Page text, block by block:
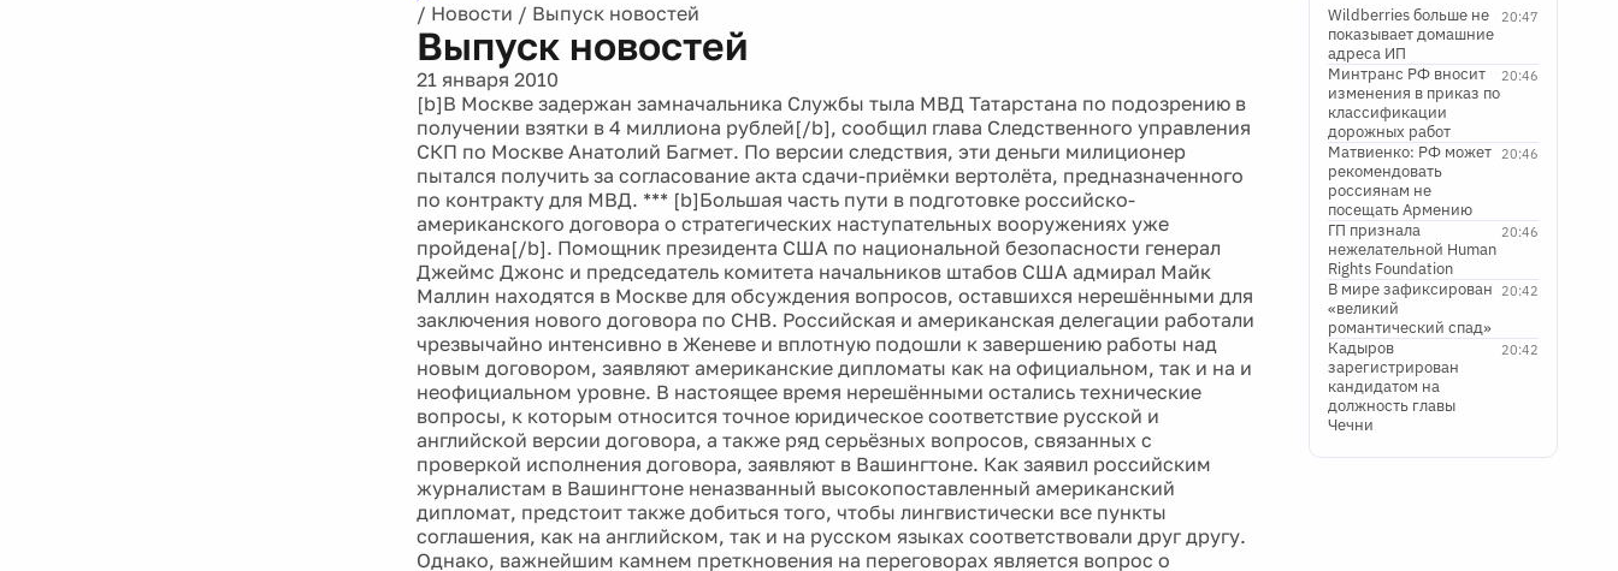
/ Новости / Выпуск новостей
Выпуск новостей
21 января 2010
[b]В Москве задержан замначальника Службы тыла МВД Татарстана по подозрению в
получении взятки в 4 миллиона рублей[/b], сообщил глава Следственного управления
СКП по Москве Анатолий Багмет. По версии следствия, эти деньги милиционер
пытался получить за согласование акта сдачи-приёмки вертолёта, предназначенного
по контракту для МВД. *** [b]Большая часть пути в подготовке российско-
американского договора о стратегических наступательных вооружениях уже
пройдена[/b]. Помощник президента США по национальной безопасности генерал
Джеймс Джонс и председатель комитета начальников штабов США адмирал Майк
Маллин находятся в Москве для обсуждения вопросов, оставшихся нерешёнными для
заключения нового договора по СНВ. Российская и американская делегации работали
чрезвычайно интенсивно в Женеве и вплотную подошли к завершению работы над
новым договором, заявляют американские дипломаты как на официальном, так и на и
неофициальном уровне. В настоящее время нерешёнными остались технические
вопросы, к которым относится точное юридическое соответствие русской и
английской версии договора, а также ряд серьёзных вопросов, связанных с
проверкой исполнения договора, заявляют в Вашингтоне. Как заявил российским
журналистам в Вашингтоне неназванный высокопоставленный американский
дипломат, предстоит также добиться того, чтобы лингвистически все пункты
соглашения, как на английском, так и на русском языках соответствовали друг другу.
Однако, важнейшим камнем преткновения на переговорах является вопрос о
20:47
Wildberries больше не
показывает домашние
адреса ИП
20:46
Минтранс РФ вносит
изменения в приказ по
классификации
дорожных работ
20:46
Матвиенко: РФ может
рекомендовать
россиянам не
посещать Армению
20:46
ГП признала
нежелательной Human
Rights Foundation
20:42
В мире зафиксирован
«великий
романтический спад»
20:42
Кадыров
зарегистрирован
кандидатом на
должность главы
Чечни